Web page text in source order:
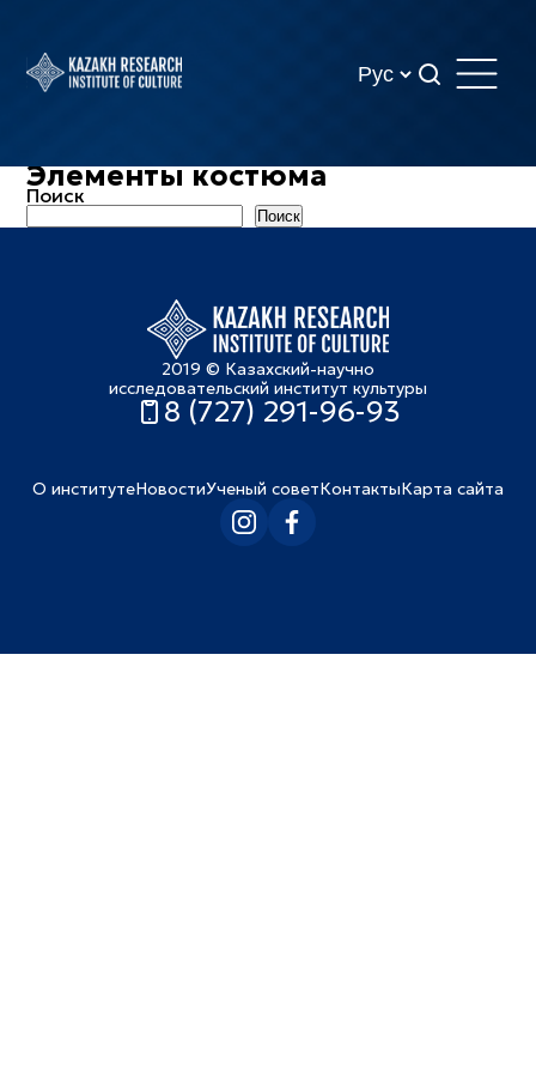
Элементы костюма
Поиск
Поиск
2019 © Казахский-научно
исследовательский институт культуры
8 (727) 291-96-93
О институтеНовостиУченый советКонтактыКарта сайта